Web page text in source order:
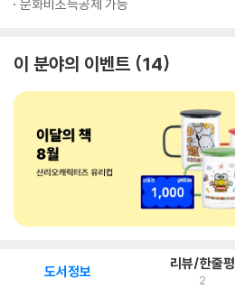
문화비소득공제 가능
이 분야의 이벤트 14
도서정보 리뷰/한줄평
2